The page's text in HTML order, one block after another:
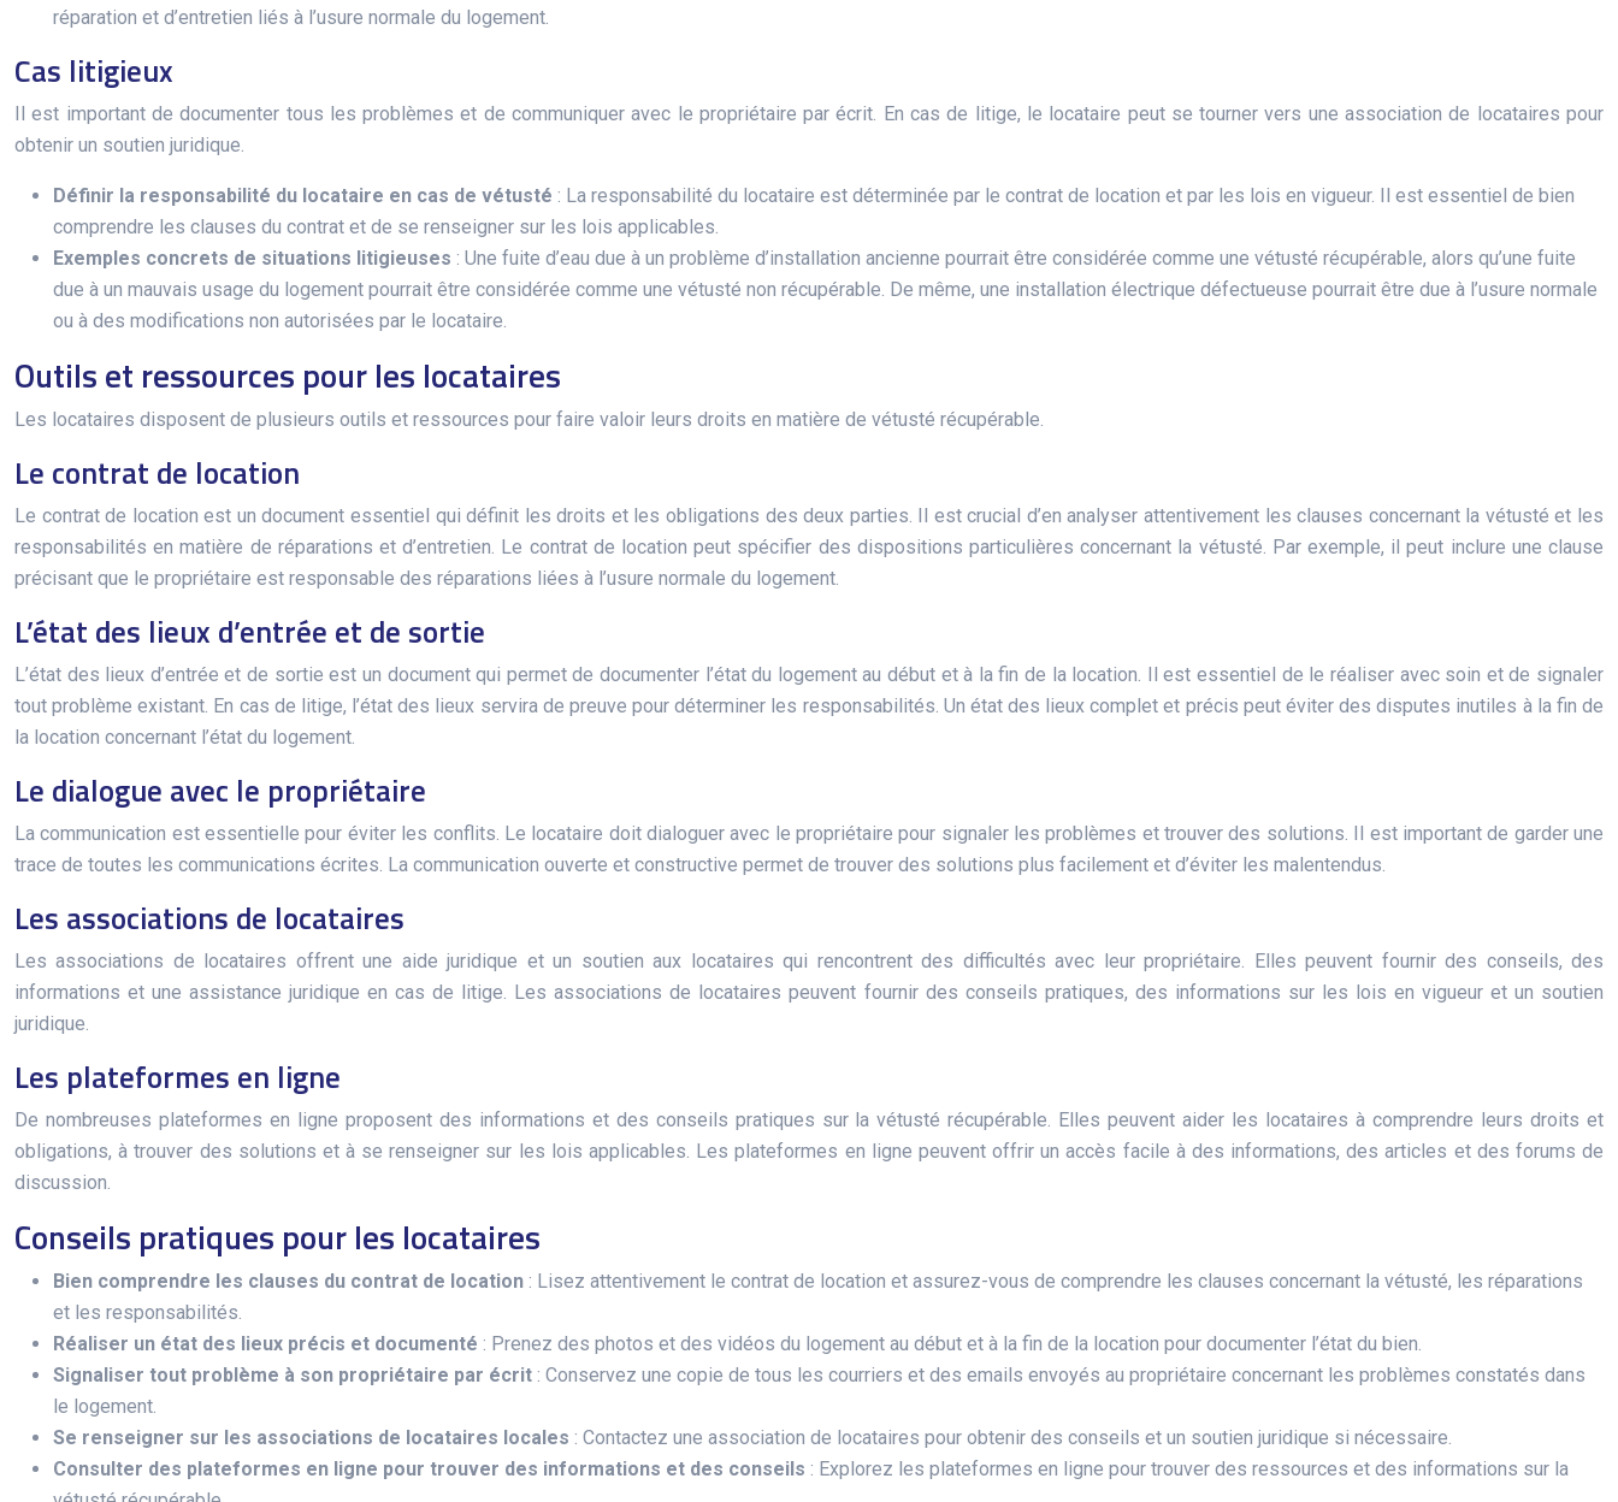
réparation et d’entretien liés à l’usure normale du logement.
Cas litigieux
Il est important de documenter tous les problèmes et de communiquer avec le propriétaire par écrit. En cas de litige, le locataire peut se tourner vers une association de locataires pour
obtenir un soutien juridique.
Définir la responsabilité du locataire en cas de vétusté : La responsabilité du locataire est déterminée par le contrat de location et par les lois en vigueur. Il est essentiel de bien
comprendre les clauses du contrat et de se renseigner sur les lois applicables.
Exemples concrets de situations litigieuses : Une fuite d’eau due à un problème d’installation ancienne pourrait être considérée comme une vétusté récupérable, alors qu’une fuite
due à un mauvais usage du logement pourrait être considérée comme une vétusté non récupérable. De même, une installation électrique défectueuse pourrait être due à l’usure normale
ou à des modifications non autorisées par le locataire.
Outils et ressources pour les locataires
Les locataires disposent de plusieurs outils et ressources pour faire valoir leurs droits en matière de vétusté récupérable.
Le contrat de location
Le contrat de location est un document essentiel qui définit les droits et les obligations des deux parties. Il est crucial d’en analyser attentivement les clauses concernant la vétusté et les
responsabilités en matière de réparations et d’entretien. Le contrat de location peut spécifier des dispositions particulières concernant la vétusté. Par exemple, il peut inclure une clause
précisant que le propriétaire est responsable des réparations liées à l’usure normale du logement.
L’état des lieux d’entrée et de sortie
L’état des lieux d’entrée et de sortie est un document qui permet de documenter l’état du logement au début et à la fin de la location. Il est essentiel de le réaliser avec soin et de signaler
tout problème existant. En cas de litige, l’état des lieux servira de preuve pour déterminer les responsabilités. Un état des lieux complet et précis peut éviter des disputes inutiles à la fin de
la location concernant l’état du logement.
Le dialogue avec le propriétaire
La communication est essentielle pour éviter les conflits. Le locataire doit dialoguer avec le propriétaire pour signaler les problèmes et trouver des solutions. Il est important de garder une
trace de toutes les communications écrites. La communication ouverte et constructive permet de trouver des solutions plus facilement et d’éviter les malentendus.
Les associations de locataires
Les associations de locataires offrent une aide juridique et un soutien aux locataires qui rencontrent des difficultés avec leur propriétaire. Elles peuvent fournir des conseils, des
informations et une assistance juridique en cas de litige. Les associations de locataires peuvent fournir des conseils pratiques, des informations sur les lois en vigueur et un soutien
juridique.
Les plateformes en ligne
De nombreuses plateformes en ligne proposent des informations et des conseils pratiques sur la vétusté récupérable. Elles peuvent aider les locataires à comprendre leurs droits et
obligations, à trouver des solutions et à se renseigner sur les lois applicables. Les plateformes en ligne peuvent offrir un accès facile à des informations, des articles et des forums de
discussion.
Conseils pratiques pour les locataires
Bien comprendre les clauses du contrat de location : Lisez attentivement le contrat de location et assurez-vous de comprendre les clauses concernant la vétusté, les réparations
et les responsabilités.
Réaliser un état des lieux précis et documenté : Prenez des photos et des vidéos du logement au début et à la fin de la location pour documenter l’état du bien.
Signaliser tout problème à son propriétaire par écrit : Conservez une copie de tous les courriers et des emails envoyés au propriétaire concernant les problèmes constatés dans
le logement.
Se renseigner sur les associations de locataires locales : Contactez une association de locataires pour obtenir des conseils et un soutien juridique si nécessaire.
Consulter des plateformes en ligne pour trouver des informations et des conseils : Explorez les plateformes en ligne pour trouver des ressources et des informations sur la